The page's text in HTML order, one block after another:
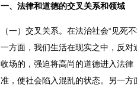
一、法律和道德的交叉关系和领域
（一）交叉关系。在法治社会“见死
一方面，我们生活在现实之中，反
收场的，强迫将高尚的道德进入法律
准，使社会陷入混乱的状态。另一